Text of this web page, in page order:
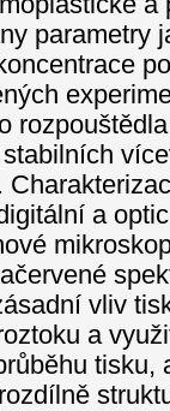
parametry
a
vliv
a
tisku,